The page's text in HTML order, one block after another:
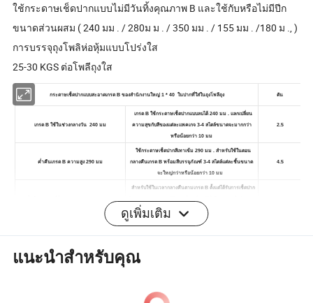
ใช้กระดาษเช็ดปากแบบไม่มีวันทิ้งคุณภาพ B และใช้กับหรือไม่มีปีก
ขนาดส่วนผสม ( 240 มม . / 280ม ม . / 350 มม . / 155 มม . /180 ม ., )
การบรรจุถุงโพลิห่อหุ้มแบบโปร่งใส
25-30 KGS ต่อโพลีถุงใส
ดูเพิ่มเติม
แนะนำสำหรับคุณ